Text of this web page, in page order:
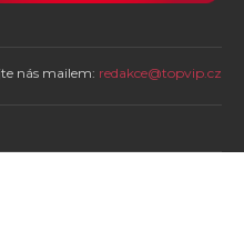
nás mailem: redakce@topvip.cz